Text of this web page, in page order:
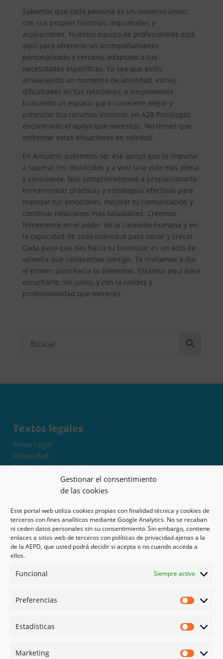
Gestionar el consentimiento
de las cookies
Este portal web utiliza cookies propias con finalidad técnica y cookies de
terceros con fines analíticos mediante Google Analytics. No se recaban
ni ceden datos personales sin su consentimiento. Sin embargo, contiene
enlaces a sitios web de terceros con políticas de privacidad ajenas a la
de la AEPD, que usted podrá decidir si acepta o no cuando acceda a
ellos.
Funcional Siempre activo
Preferencias
Estadísticas
Marketing
Sabemos que cada persona es un universo único,
con sus propias historias, inquietudes y
aspiraciones. Nuestro equipo de profesionales está
aquí para ofrecerte un acompañamiento
personalizado y cercano, adaptado a tus
necesidades específicas. Ya sea que estés
atravesando un momento de ansiedad, estrés,
dificultades en tus relaciones, o simplemente
buscando un espacio para conocerte mejor y
potenciar tus recursos internos, en A2B Psicólogos
encontrarás el apoyo que necesitas. No tienes que
enfrentar estas situaciones en soledad.
En Arnuero, queremos ser ese apoyo que te impulse
a superar los obstáculos y a vivir una vida más plena
y consciente. Nos comprometemos a proporcionarte
herramientas prácticas y estrategias efectivas para
manejar tus emociones, mejorar tu comunicación y
construir relaciones más saludables. Creemos
firmemente en el poder de la conexión humana y en
la capacidad de cada individuo para sanar y crecer.
Cada paso que das hacia tu bienestar es un acto de
valentía que celebramos contigo. Te invitamos a dar
el primer paso hacia tu bienestar. Estamos aquí para
escucharte, sin juicio, y con la calidez y
profesionalidad que mereces.
Textos legales
Aviso Legal
Privacidad
Política de Cookies UE
Términos y condiciones
Exoneración de responsabilidad
Mapa del sitio
Mi cuenta
Tienda
Psicología en Murcia
Guías
Redes sociales
Instagram
Linked in